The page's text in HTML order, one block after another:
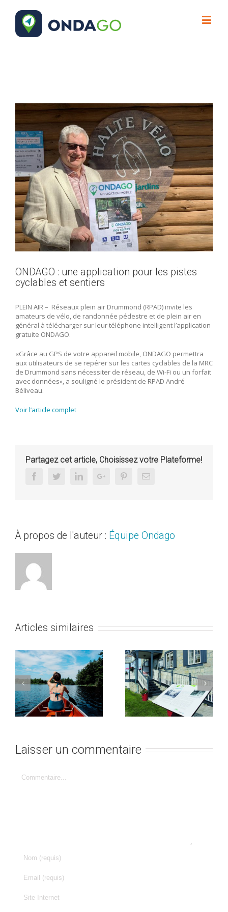
ONDAGO : une application pour les pistes
cyclables et sentiers
PLEIN AIR ­– Réseaux plein air Drummond (RPAD) invite les
amateurs de vélo, de randonnée pédestre et de plein air en
général à télécharger sur leur téléphone intelligent l’application
gratuite ONDAGO.
«Grâce au GPS de votre appareil mobile, ONDAGO permettra
aux utilisateurs de se repérer sur les cartes cyclables de la MRC
de Drummond sans nécessiter de réseau, de Wi-Fi ou un forfait
avec données», a souligné le président de RPAD André
Béliveau.
Voir l’article complet
Partagez cet article, Choisissez votre Plateforme!
FacebookTwitterLinkedinGoogle+ PinterestEmail
À propos de l'auteur : Équipe Ondago
Articles similaires
Laisser un commentaire
Commentaire